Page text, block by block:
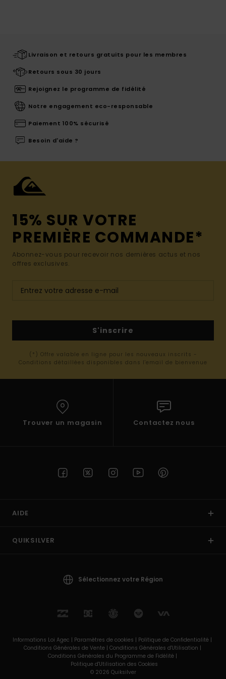
Livraison et retours gratuits pour les membres
Retours sous 30 jours
Rejoignez le programme de fidélité
Notre engagement eco-responsable
Paiement 100% sécurisé
Besoin d'aide ?
15% SUR VOTRE
PREMIÈRE COMMANDE*
Abonnez-vous pour recevoir nos dernières actus et nos
offres exclusives.
S'inscrire
(*) Offre valable en ligne pour les nouveaux inscrits -
Conditions détaillées disponibles dans l'email de bienvenue
Trouver un magasin Contactez nous
AIDE
QUIKSILVER
Sélectionnez votre Région
Informations Loi Agec | Paramètres de cookies | Politique de Confidentialité |
Conditions Générales de Vente | Conditions Générales d'Utilisation |
Conditions Générales du Programme de Fidélité |
Politique d'Utilisation des Cookies
© 2026 Quiksilver